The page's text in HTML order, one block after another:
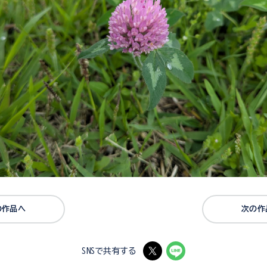
作品へ 次の作
SNSで共有する